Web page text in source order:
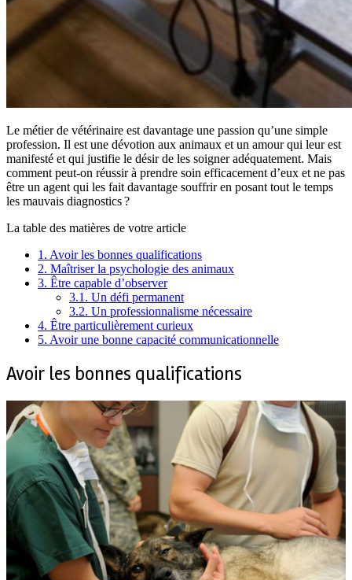
Le métier de vétérinaire est davantage une passion qu’une simple
profession. Il est une dévotion aux animaux et un amour qui leur est
manifesté et qui justifie le désir de les soigner adéquatement. Mais
comment peut-on réussir à prendre soin efficacement d’eux et ne pas
être un agent qui les fait davantage souffrir en posant tout le temps
les mauvais diagnostics ?
La table des matières de votre article
1. Avoir les bonnes qualifications
2. Maîtriser la psychologie des animaux
3. Être capable d’observer
3.1. Un défi permanent
3.2. Un professionnalisme nécessaire
4. Être particulièrement curieux
5. Avoir une bonne capacité communicationnelle
Avoir les bonnes qualifications